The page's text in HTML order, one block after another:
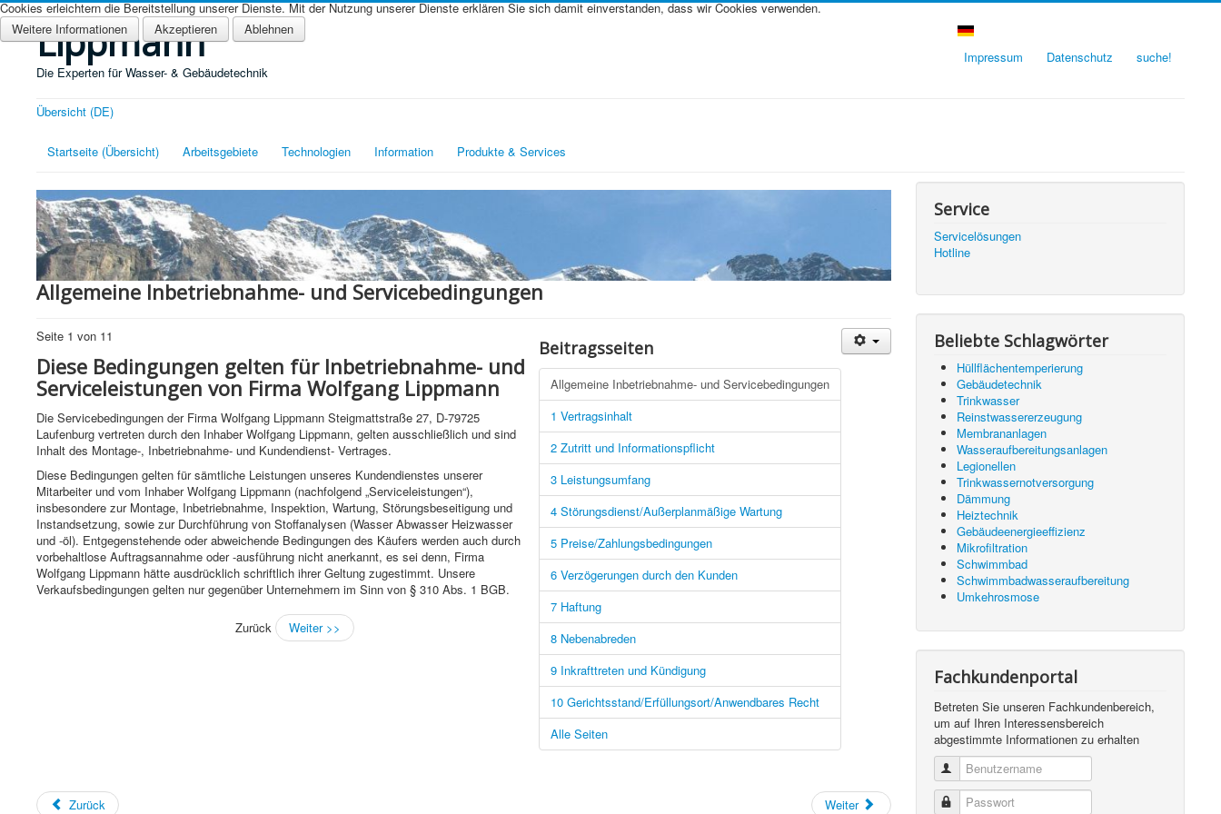
Lippmann
Die Experten für Wasser- & Gebäudetechnik
Impressum Datenschutz suche!
Übersicht (DE)
Startseite (Übersicht) Arbeitsgebiete Technologien Information Produkte & Services
Allgemeine Inbetriebnahme- und Servicebedingungen
Beitragsseiten
Allgemeine Inbetriebnahme- und Servicebedingungen
1 Vertragsinhalt
2 Zutritt und Informationspflicht
3 Leistungsumfang
4 Störungsdienst/Außerplanmäßige Wartung
5 Preise/Zahlungsbedingungen
6 Verzögerungen durch den Kunden
7 Haftung
8 Nebenabreden
9 Inkrafttreten und Kündigung
10 Gerichtsstand/Erfüllungsort/Anwendbares Recht
Alle Seiten
Seite 1 von 11
Diese Bedingungen gelten für Inbetriebnahme- und
Serviceleistungen von Firma Wolfgang Lippmann
Die Servicebedingungen der Firma Wolfgang Lippmann Steigmattstraße 27, D-79725
Laufenburg vertreten durch den Inhaber Wolfgang Lippmann, gelten ausschließlich und sind
Inhalt des Montage-, Inbetriebnahme- und Kundendienst- Vertrages.
Diese Bedingungen gelten für sämtliche Leistungen unseres Kundendienstes unserer
Mitarbeiter und vom Inhaber Wolfgang Lippmann (nachfolgend „Serviceleistungen“),
insbesondere zur Montage, Inbetriebnahme, Inspektion, Wartung, Störungsbeseitigung und
Instandsetzung, sowie zur Durchführung von Stoffanalysen (Wasser Abwasser Heizwasser
und -öl). Entgegenstehende oder abweichende Bedingungen des Käufers werden auch durch
vorbehaltlose Auftragsannahme oder -ausführung nicht anerkannt, es sei denn, Firma
Wolfgang Lippmann hätte ausdrücklich schriftlich ihrer Geltung zugestimmt. Unsere
Verkaufsbedingungen gelten nur gegenüber Unternehmern im Sinn von § 310 Abs. 1 BGB.
Zurück Weiter >>
Zurück Weiter
Service
Servicelösungen
Hotline
Beliebte Schlagwörter
Hüllflächentemperierung
Gebäudetechnik
Trinkwasser
Reinstwassererzeugung
Membrananlagen
Wasseraufbereitungsanlagen
Legionellen
Trinkwassernotversorgung
Dämmung
Heiztechnik
Gebäudeenergieeffizienz
Mikrofiltration
Schwimmbad
Schwimmbadwasseraufbereitung
Umkehrosmose
Fachkundenportal
Betreten Sie unseren Fachkundenbereich,
um auf Ihren Interessensbereich
abgestimmte Informationen zu erhalten
Benutzername
Passwort
Cookies erleichtern die Bereitstellung unserer Dienste. Mit der Nutzung unserer Dienste erklären Sie sich damit einverstanden, dass wir Cookies verwenden.
Weitere Informationen
Akzeptieren Ablehnen